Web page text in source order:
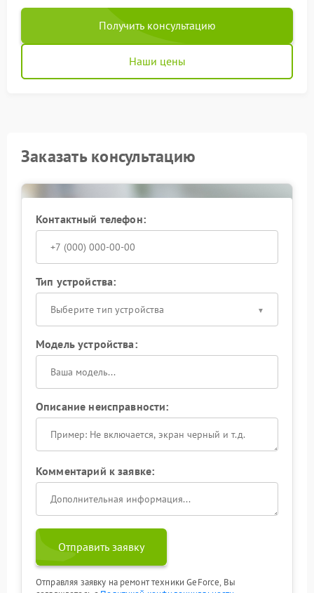
Получить консультацию
Наши цены
Заказать консультацию
Контактный телефон:
Тип устройства:
Выберите тип устройства
Модель устройства:
Описание неисправности:
Комментарий к заявке:
Отправить заявку
Отправляя заявку на ремонт техники GeForce, Вы